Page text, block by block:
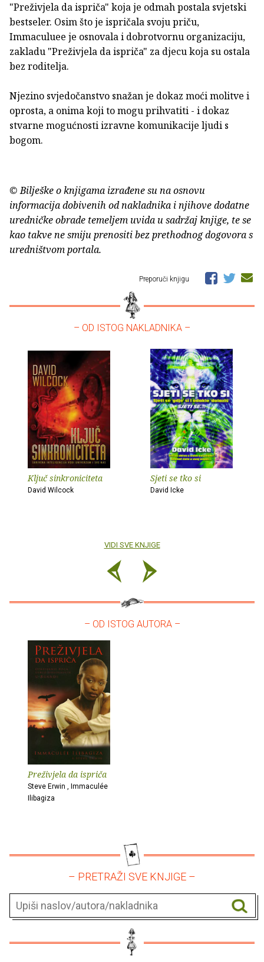
"Preživjela da ispriča" koja je odmah postala svjetski
bestseler. Osim što je ispričala svoju priču,
Immaculuee je osnovala i dobrotvornu organizaciju,
zakladu "Preživjela da ispriča" za djecu koja su ostala
bez roditelja.
Njezino svjedočanstvo snažan je dokaz moći molitve i
oprosta, a onima koji to mogu prihvatiti - i dokaz
stvarne mogućnosti izravne komunikacije ljudi s
bogom.
© Bilješke o knjigama izrađene su na osnovu
informacija dobivenih od nakladnika i njihove dodatne
uredničke obrade temeljem uvida u sadržaj knjige, te se
kao takve ne smiju prenositi bez prethodnog dogovora s
uredništvom portala.
Preporuči knjigu
– OD ISTOG NAKLADNIKA –
Ključ sinkroniciteta
David Wilcock
Sjeti se tko si
David Icke
VIDI SVE KNJIGE
– OD ISTOG AUTORA –
Preživjela da ispriča
Steve Erwin , Immaculée
Ilibagiza
– PRETRAŽI SVE KNJIGE –